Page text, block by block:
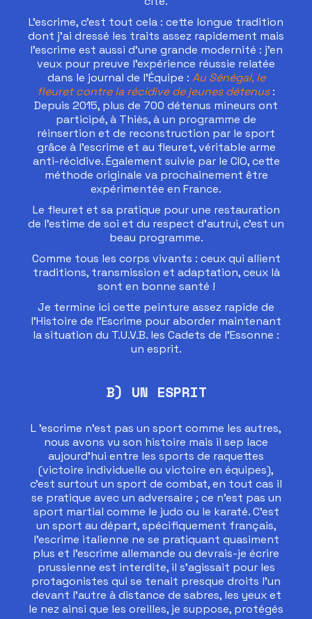
L’escrime, c’est tout cela : cette longue tradition
dont j’ai dressé les traits assez rapidement mais
l’escrime est aussi d’une grande modernité : j’en
veux pour preuve l’expérience réussie relatée
dans le journal de l’Équipe : Au Sénégal, le
fleuret contre la récidive de jeunes détenus :
Depuis 2015, plus de 700 détenus mineurs ont
participé, à Thiès, à un programme de
réinsertion et de reconstruction par le sport
grâce à l'escrime et au fleuret, véritable arme
anti-récidive. Également suivie par le CIO, cette
méthode originale va prochainement être
expérimentée en France.
Le fleuret et sa pratique pour une restauration
de l’estime de soi et du respect d’autrui, c’est un
beau programme.
Comme tous les corps vivants : ceux qui allient
traditions, transmission et adaptation, ceux là
sont en bonne santé !
Je termine ici cette peinture assez rapide de
l’Histoire de l’Escrime pour aborder maintenant
la situation du T.U.V.B. les Cadets de l’Essonne :
un esprit.
B) UN ESPRIT
L ’escrime n’est pas un sport comme les autres,
nous avons vu son histoire mais il sep lace
aujourd’hui entre les sports de raquettes
(victoire individuelle ou victoire en équipes),
c’est surtout un sport de combat, en tout cas il
se pratique avec un adversaire ; ce n’est pas un
sport martial comme le judo ou le karaté. C’est
un sport au départ, spécifiquement français,
l’escrime italienne ne se pratiquant quasiment
plus et l’escrime allemande ou devrais-je écrire
prussienne est interdite, il s’agissait pour les
protagonistes qui se tenait presque droits l’un
devant l’autre à distance de sabres, les yeux et
le nez ainsi que les oreilles, je suppose, protégés